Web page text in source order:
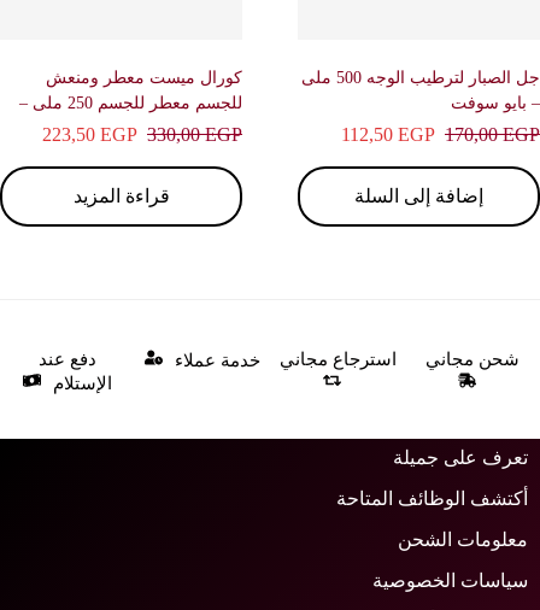
جل الصبار لترطيب الوجه 500 ملى
سوفت
170,00
112,50EGP
إضافة إلى السلة
كورال ميست معطر ومنعش
للجسم معطر للجسم 250 ملى –
بريف330,00EGP
223,50EGP
قراءة المزيد
شحن مجاني استرجاع مجاني خدمة عملاء
دفع عند
الإستلام
على جميلة
الوظائف المتاحة
الشحن
الخصوصية